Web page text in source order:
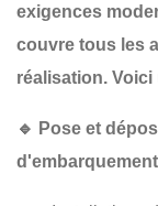
exigences
couvre tous les
réalisation.
🔹 Pose et